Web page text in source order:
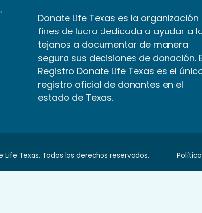
Donate Life Texas es la organización
fines de lucro dedicada a ayudar a
tejanos a documentar de manera
segura sus decisiones de donación.
Registro Donate Life Texas es el
registro oficial de donantes en el
estado de Texas.
Life Texas. Todos los derechos reservados.